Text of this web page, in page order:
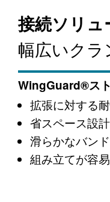
接続ソリュ
幅広いクラ
WingGuard®ス
拡張に対する
省スペース設計
滑らかなバン
組み立てが容易